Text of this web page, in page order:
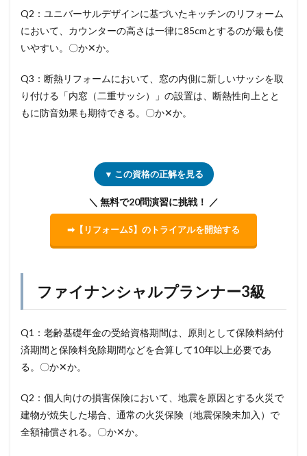
Q2：ユニバーサルデザインに基づいたキッチンのリフォーム
において、カウンターの高さは一律に85cmとするのが最も使
いやすい。〇か✕か。
Q3：断熱リフォームにおいて、窓の内側に新しいサッシを取
り付ける「内窓（二重サッシ）」の設置は、断熱性向上とと
もに防音効果も期待できる。〇か✕か。
▼ この資格の正解を見る
＼ 無料で20問演習に挑戦！ ／
➡【リフォームS】のトライアルを開始する
ファイナンシャルプランナー3級
Q1：老齢基礎年金の受給資格期間は、原則として保険料納付
済期間と保険料免除期間などを合算して10年以上必要であ
る。〇か✕か。
Q2：個人向けの損害保険において、地震を原因とする火災で
建物が焼失した場合、通常の火災保険（地震保険未加入）で
全額補償される。〇か✕か。